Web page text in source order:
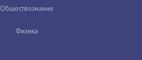
Обществознание
Физика